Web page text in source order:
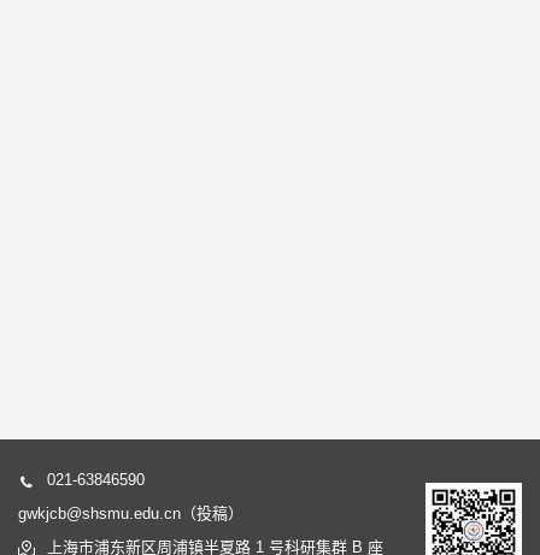
021-63846590
gwkjcb@shsmu.edu.cn（投稿）
上海市浦东新区周浦镇半夏路 1 号科研集群 B 座